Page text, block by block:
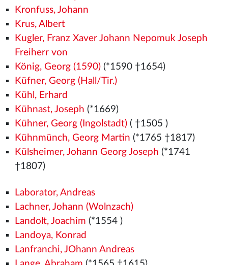
Kronfuss, Johann
Krus, Albert
Kugler, Franz Xaver Johann Nepomuk Joseph
Freiherr von
König, Georg (1590)(*1590 †1654)
Küfner, Georg (Hall/Tir.)
Kühl, Erhard
Kühnast, Joseph (*1669)
Kühner, Georg (Ingolstadt)( †1505 )
Kühnmünch, Georg Martin (*1765 †1817)
Külsheimer, Johann Georg Joseph (*1741
†1807)
Laborator, Andreas
Lachner, Johann (Wolnzach)
Landolt, Joachim (*1554 )
Landoya, Konrad
Lanfranchi, JOhann Andreas